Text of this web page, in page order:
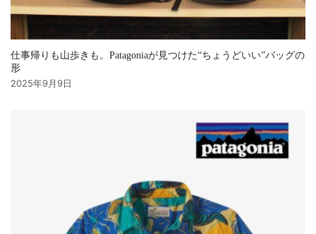
仕事帰りも山歩きも。Patagoniaが見つけた“ちょうどいい”バッグの
形
2025年9月9日